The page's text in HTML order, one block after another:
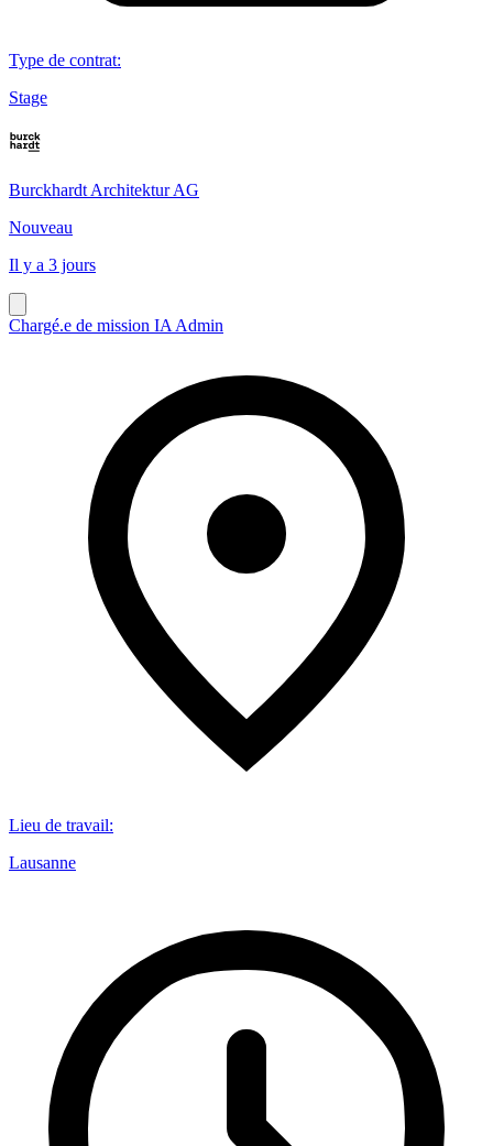
Type de contrat:
Stage
Burckhardt Architektur AG
Nouveau
Il y a 3 jours
Chargé.e de mission IA Admin
Lieu de travail:
Lausanne